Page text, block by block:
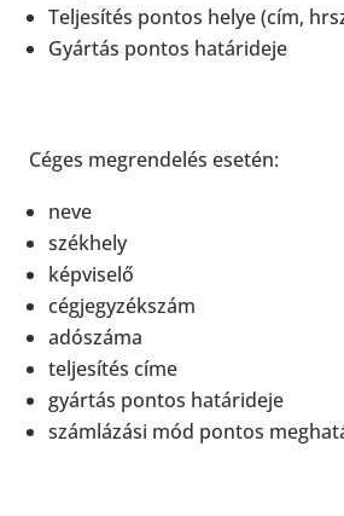
Teljesítés pontos helye (cím,
Gyártás pontos határideje
Céges megrendelés esetén:
neve
székhely
képviselő
cégjegyzékszám
adószáma
teljesítés címe
gyártás pontos határideje
számlázási mód pontos